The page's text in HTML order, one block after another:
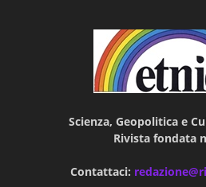
Scienza, Geopolitica e
Rivista fondata
Contattaci: